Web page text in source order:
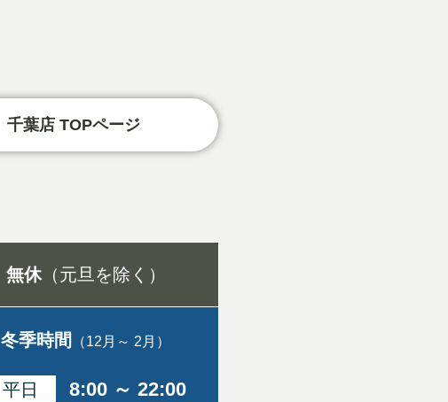
無休（元旦を除く）
冬季時間 （12月～ 2月）
平日 8:00 ～ 22:00
千葉店 TOPページ